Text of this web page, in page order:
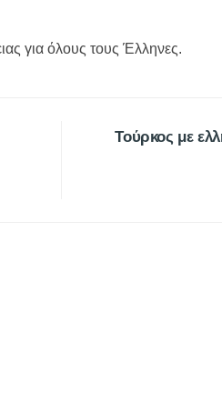
για όλους τους Έλληνες.
Τούρκος με